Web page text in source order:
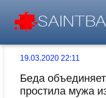
19.03.2020 22:11
Беда
простила мужа